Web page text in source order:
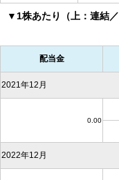
▼1株あたり（上：連結／
配当金
2021年12月
0.00
2022年12月